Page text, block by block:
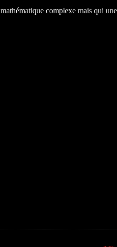
complexe mais qui